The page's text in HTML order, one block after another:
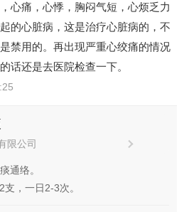
心痛，心悸，胸闷气短，心烦乏力
的心脏病，这是治疗心脏病的，不
禁用的。再出现严重心绞痛的情况
话还是去医院检查一下。
限公司
通络。
，一日2-3次。